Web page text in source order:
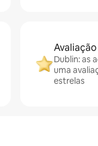
Dublin: as
uma
estrelas